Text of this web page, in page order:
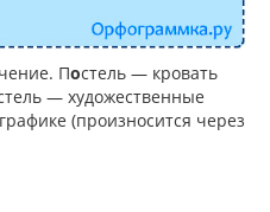
Постель — кровать
— художественные
(произносится через